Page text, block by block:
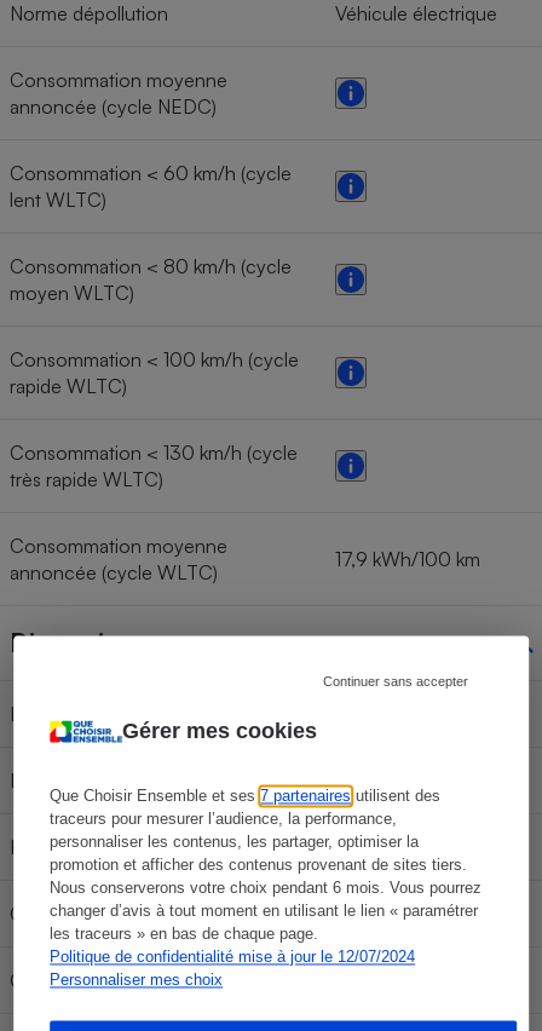
Gérer mes cookies
Que Choisir Ensemble et ses7 partenaires utilisent des
traceurs pour mesurer l’audience, la performance,
personnaliser les contenus, les partager, optimiser la
promotion et afficher des contenus provenant de sites tiers.
Nous conserverons votre choix pendant 6 mois. Vous pourrez
changer d’avis à tout moment en utilisant le lien « paramétrer
les traceurs » en bas de chaque page.
Politique de confidentialité mise à jour le 12/07/2024
Personnaliser mes choix
Continuer sans accepter
Norme dépollution Véhicule électrique
Consommation moyenne
annoncée (cycle NEDC)
Consommation < 60 km/h (cycle
lent WLTC)
Consommation < 80 km/h (cycle
moyen WLTC)
Consommation < 100 km/h (cycle
rapide WLTC)
Consommation < 130 km/h (cycle
très rapide WLTC)
Consommation moyenne
annoncée (cycle WLTC)
17,9 kWh/100 km
Dimensions
Longueur
Largeur 1 818 mm
Hauteur 1 543 mm
Capacité nette de la batterie 57,7 kWh
Capacité brute de la batterie